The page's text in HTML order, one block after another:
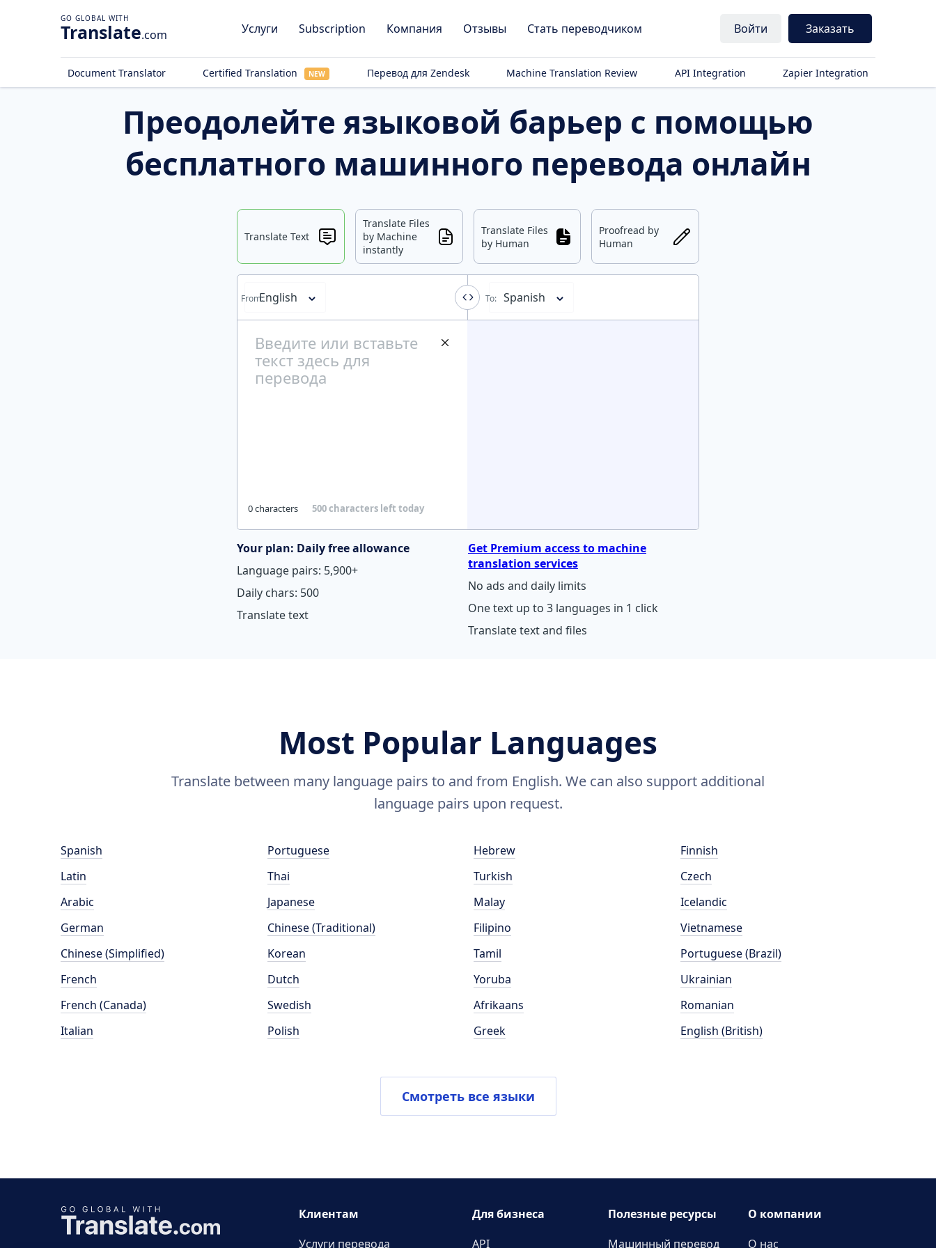
Translate.com Услуги Subscription Компания Отзывы Стать переводчиком Войти Заказать
Document Translator Certified Translation NEW Перевод для Zendesk Machine Translation Review API Integration Zapier Integration
Преодолейте языковой барьер с помощью
бесплатного машинного перевода онлайн
Translate Text
Translate Files
by Machine
instantly
Translate Files
by Human
Proofread by
Human
English Spanish
0 characters 500 characters left today
Your plan: Daily free allowance
Language pairs: 5,900+
Daily chars: 500
Translate text
Get Premium access to machine
translation services
No ads and daily limits
One text up to 3 languages in 1 click
Translate text and files
Most Popular Languages
Translate between many language pairs to and from English. We can also support additional
language pairs upon request.
Spanish
Latin
Arabic
German
Chinese (Simplified)
French
French (Canada)
Italian
Portuguese
Thai
Japanese
Chinese (Traditional)
Korean
Dutch
Swedish
Polish
Hebrew
Turkish
Malay
Filipino
Tamil
Yoruba
Afrikaans
Greek
Finnish
Czech
Icelandic
Vietnamese
Portuguese (Brazil)
Ukrainian
Romanian
English (British)
Смотреть все языки
Клиентам
Услуги перевода
Для бизнеса
API
Полезные ресурсы
Машинный перевод
О компании
О нас